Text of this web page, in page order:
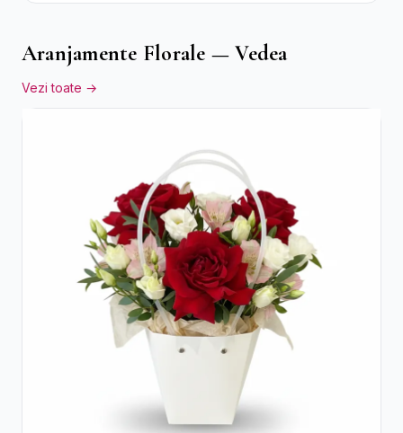
Aranjamente Florale — Vedea
Vezi toate →